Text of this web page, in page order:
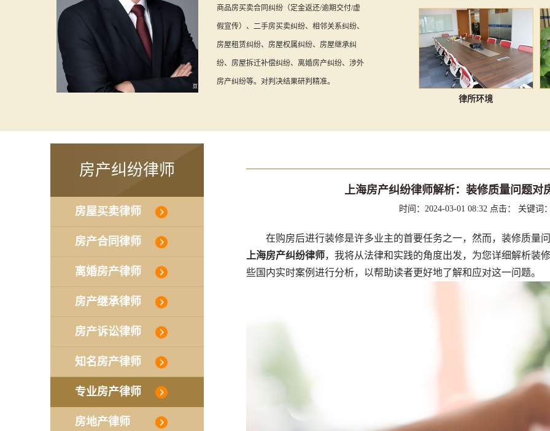
商品房买卖合同纠纷（定金返还/逾期交付/虚
假宣传）、二手房买卖纠纷、相邻关系纠纷、
房屋租赁纠纷、房屋权属纠纷、房屋继承纠
纷、房屋拆迁补偿纠纷、离婚房产纠纷、涉外
房产纠纷等。对判决结果研判精准。
律所环境
房产纠纷律师
房屋买卖律师
房产合同律师
离婚房产律师
房产继承律师
房产诉讼律师
知名房产律师
专业房产律师
房地产律师
上海房产纠纷律师解析：装修质量问题
时间：2024-03-01 08:32 点击： 关键词
在购房后进行装修是许多业主的首要任务之一，然而，装修质量
上海房产纠纷律师，我将从法律和实践的角度出发，为您详细解析装
些国内实时案例进行分析，以帮助读者更好地了解和应对这一问题。